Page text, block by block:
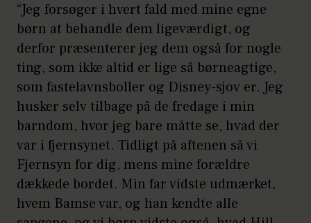
“Jeg forsøger i hvert fald med mine egne
børn at behandle dem ligeværdigt, og
derfor præsenterer jeg dem også for nogle
ting, som ikke altid er lige så børneagtige,
som fastelavnsboller og Disney-sjov er. Jeg
husker selv tilbage på de fredage i min
barndom, hvor jeg bare måtte se, hvad der
var i fjernsynet. Tidligt på aftenen så vi
Fjernsyn for dig, mens mine forældre
dækkede bordet. Min far vidste udmærket,
hvem Bamse var, og han kendte alle